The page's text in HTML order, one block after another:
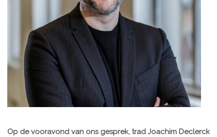
Op de vooravond van ons gesprek, trad Joachim Declerck